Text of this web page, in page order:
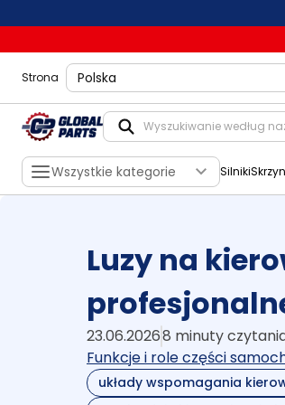
Strona shippingLocation
Wszystkie kategorie Silniki
Luzy na
23.06.20268 minuty
Funkcje i role części
układy wspomagania